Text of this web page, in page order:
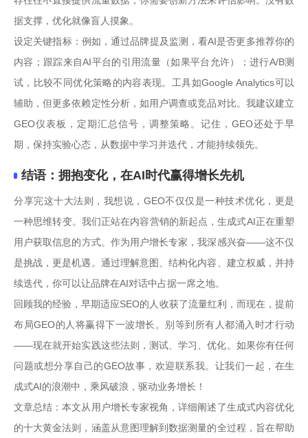
据支撑，优化就像盲人摸象。
设定关键指标：例如，通过品牌提及监测，看AI是否更多推荐你的
内容；跟踪来自AI平台的引用流量（如果平台允许）；进行A/B测
试，比较不同优化策略的内容表现。工具如Google Analytics可以
辅助，但更多依赖定性分析，如用户调查或竞品对比。我建议建立
GEO仪表板，定期汇总信号，调整策略。记住，GEO还处于早
期，保持实验心态，从数据中学习并迭代，才能持续领先。
结语：拥抱变化，在AI时代赢得增长先机
分享完这十大法则，我想说，GEO不仅仅是一种技术优化，更是
一种思维转变。我们正站在内容营销的新起点，生成式AI正在重塑
用户获取信息的方式。作为用户增长专家，我深感兴奋——这不仅
是挑战，更是机遇。通过理解意图、结构化内容、建立权威，并持
续迭代，你可以让品牌在AI对话中占据一席之地。
回顾我的经验，早期适应SEO的人收获了流量红利，而现在，提前
布局GEO的人将赢得下一波增长。别等到所有人都涌入时才行动
——现在就开始实践这些法则，测试、学习、优化。如果你有任何
问题或想分享自己的GEO故事，欢迎联系我。让我们一起，在生
成式AI的浪潮中，乘风破浪，驱动业务增长！
文章总结：本文从用户增长专家视角，详细阐述了生成式内容优化
的十大黄金法则，涵盖从意图理解到数据测量的全过程，旨在帮助